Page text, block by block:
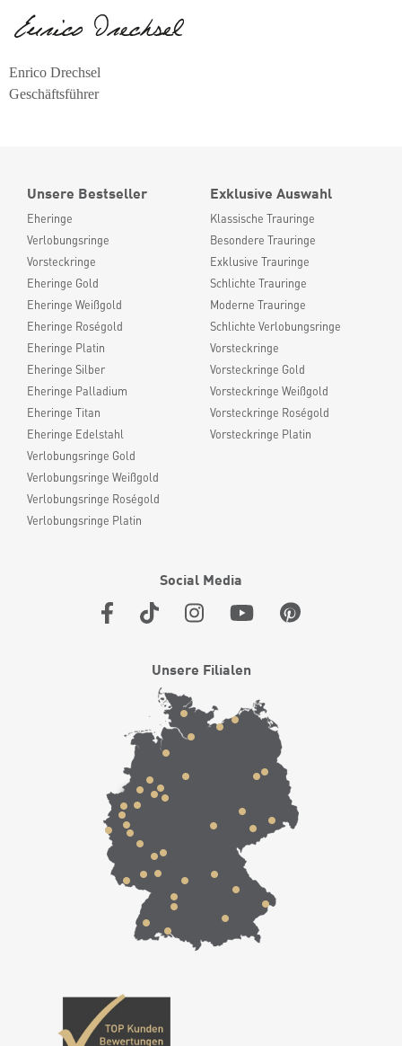
Enrico Drechsel
Geschäftsführer
Unsere Bestseller
Eheringe
Verlobungsringe
Vorsteckringe
Eheringe Gold
Eheringe Weißgold
Eheringe Roségold
Eheringe Platin
Eheringe Silber
Eheringe Palladium
Eheringe Titan
Eheringe Edelstahl
Verlobungsringe Gold
Verlobungsringe Weißgold
Verlobungsringe Roségold
Verlobungsringe Platin
Exklusive Auswahl
Klassische Trauringe
Besondere Trauringe
Exklusive Trauringe
Schlichte Trauringe
Moderne Trauringe
Schlichte Verlobungsringe
Vorsteckringe
Vorsteckringe Gold
Vorsteckringe Weißgold
Vorsteckringe Roségold
Vorsteckringe Platin
Social Media
Unsere Filialen